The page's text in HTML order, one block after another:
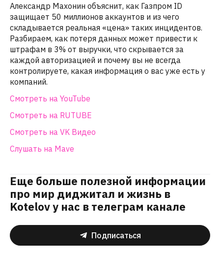
Александр Махонин объяснит, как Газпром ID
защищает 50 миллионов аккаунтов и из чего
складывается реальная «цена» таких инцидентов.
Разбираем, как потеря данных может привести к
штрафам в 3% от выручки, что скрывается за
каждой авторизацией и почему вы не всегда
контролируете, какая информация о вас уже есть у
компаний.
Смотреть на YouTube
Смотреть на RUTUBE
Смотреть на VK Видео
Слушать на Mave
Еще больше полезной информации
про мир диджитал и жизнь в
Kotelov у нас в телеграм канале
Подписаться